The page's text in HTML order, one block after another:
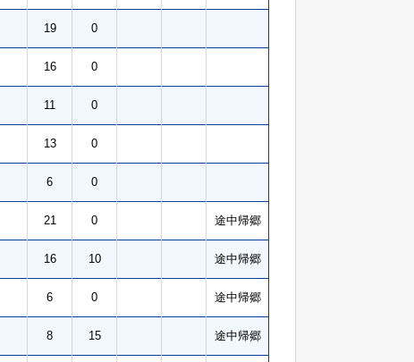
19 0
16 0
11 0
13 0
6 0
21 0 途中帰郷
16 10 途中帰郷
6 0 途中帰郷
8 15 途中帰郷